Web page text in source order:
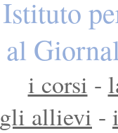
Istituto
al
i corsi -
gli allievi -